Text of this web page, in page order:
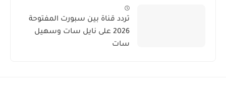
تردد قناة بين سبورت المفتوحة
2026 على نايل سات وسهيل
سات